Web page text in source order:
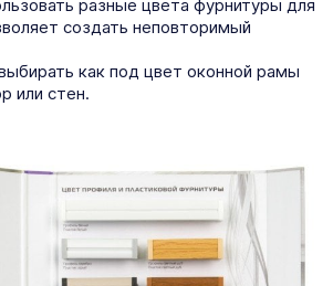
разные цвета фурнитуры для
создать неповторимый
как под цвет оконной рамы
или стен.